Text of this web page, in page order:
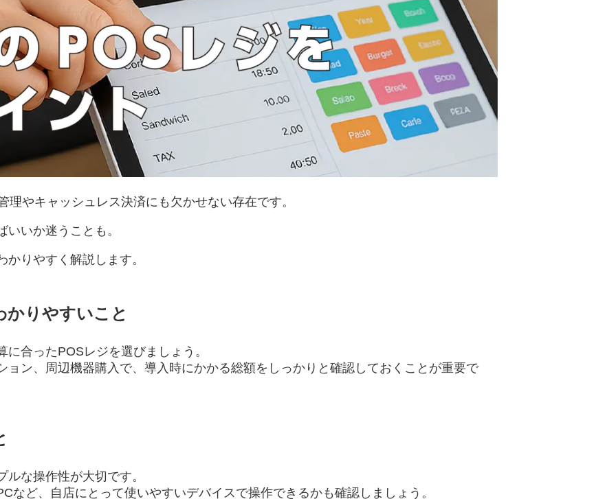
やキャッシュレス決済にも欠かせない存在です。
いか迷うことも。
りやすく解説します。
かりやすいこと
合ったPOSレジを選びましょう。
ョン、周辺機器購入で、導入時にかかる総額をしっかりと確認しておくことが重要で
な操作性が大切です。
など、自店にとって使いやすいデバイスで操作できるかも確認しましょう。